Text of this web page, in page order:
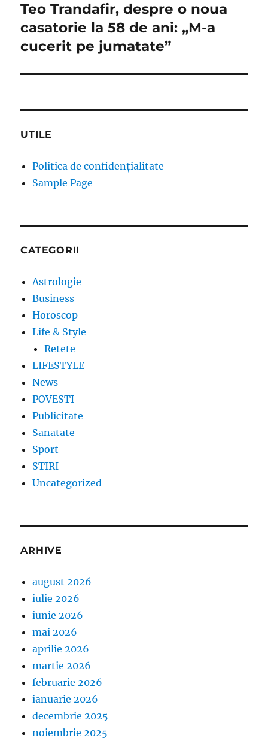
Next
post:
Teo Trandafir, despre o noua
casatorie la 58 de ani: „M-a
cucerit pe jumatate”
UTILE
Politica de confidențialitate
Sample Page
CATEGORII
Astrologie
Business
Horoscop
Life & Style
Retete
LIFESTYLE
News
POVESTI
Publicitate
Sanatate
Sport
STIRI
Uncategorized
ARHIVE
august 2026
iulie 2026
iunie 2026
mai 2026
aprilie 2026
martie 2026
februarie 2026
ianuarie 2026
decembrie 2025
noiembrie 2025